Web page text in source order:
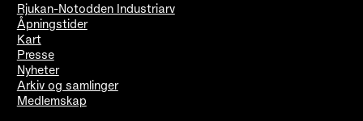
Rjukan-Notodden Industriarv
Åpningstider
Kart
Presse
Nyheter
Arkiv og samlinger
Medlemskap